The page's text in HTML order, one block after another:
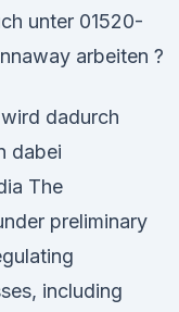
unter 01520-
arbeiten ?
dadurch
dabei
The
preliminary
including